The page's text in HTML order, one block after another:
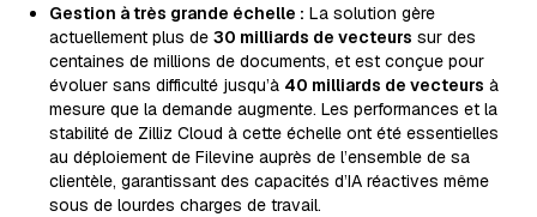
Gestion à très grande échelle : La solution gère
actuellement plus de 30 milliards de vecteurs sur des
centaines de millions de documents, et est conçue pour
évoluer sans difficulté jusqu’à 40 milliards de vecteurs à
mesure que la demande augmente. Les performances et la
stabilité de Zilliz Cloud à cette échelle ont été essentielles
au déploiement de Filevine auprès de l’ensemble de sa
clientèle, garantissant des capacités d’IA réactives même
sous de lourdes charges de travail.